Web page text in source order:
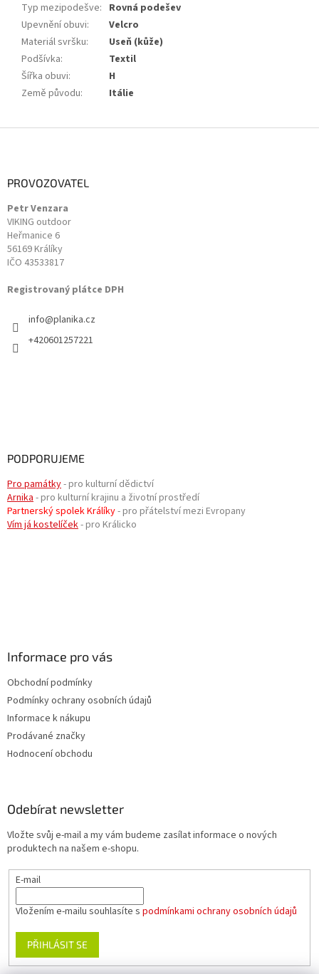
Typ mezipodešve: Rovná podešev
Upevnění obuvi:
Velcro
Materiál svršku:
Useň (kůže)
Podšívka:
Textil
Šířka obuvi:
H
Země původu: Itálie
PROVOZOVATEL
Petr Venzara
VIKING outdoor
Heřmanice 6
56169 Králíky
IČO 43533817
Registrovaný plátce DPH
info@planika.cz
+420601257221
PODPORUJEME
Pro památky- pro kulturní dědictví
Arnika- pro kulturní krajinu a životní prostředí
Partnerský spolek Králíky- pro přátelství mezi Evropany
Vím já kostelíček- pro Králicko
Informace pro vás
Obchodní podmínky
Podmínky ochrany osobních údajů
Informace k nákupu
Prodávané značky
Hodnocení obchodu
Odebírat newsletter
Vložte svůj e-mail a my vám budeme zasílat informace o nových
produktech na našem e-shopu.
E-mail
Vložením e-mailu souhlasíte s podmínkami ochrany osobních údajů
PŘIHLÁSIT SE